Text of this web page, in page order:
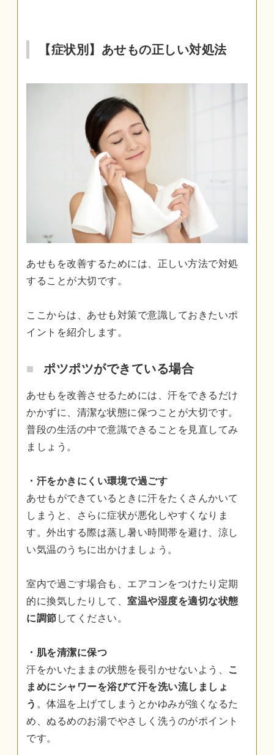
【症状別】あせもの正しい対処法
あせもを改善するためには、正しい方法で対処
することが大切です。
ここからは、あせも対策で意識しておきたいポ
イントを紹介します。
ポツポツができている場合
あせもを改善させるためには、汗をできるだけ
かかずに、清潔な状態に保つことが大切です。
普段の生活の中で意識できることを見直してみ
ましょう。
・汗をかきにくい環境で過ごす
あせもができているときに汗をたくさんかいて
しまうと、さらに症状が悪化しやすくなりま
す。外出する際は蒸し暑い時間帯を避け、涼し
い気温のうちに出かけましょう。
室内で過ごす場合も、エアコンをつけたり定期
的に換気したりして、 室温や湿度を適切な状態
に調節 してください。
・肌を清潔に保つ
汗をかいたままの状態を長引かせないよう、
こ
まめにシャワーを浴びて汗を洗い流しましょ
う 。体温を上げてしまうとかゆみが強くなるた
め、ぬるめのお湯でやさしく洗うのがポイント
です。